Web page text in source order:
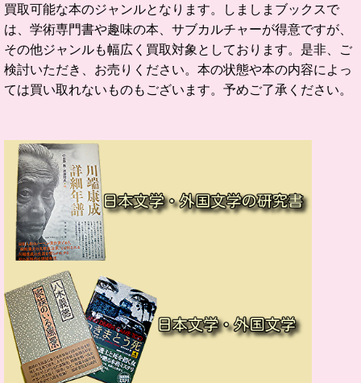
買取可能な本のジャンルとなります。しましまブックスで
は、学術専門書や趣味の本、サブカルチャーが得意ですが、
その他ジャンルも幅広く買取対象としております。是非、ご
検討いただき、お売りください。本の状態や本の内容によっ
ては買い取れないものもございます。予めご了承ください。